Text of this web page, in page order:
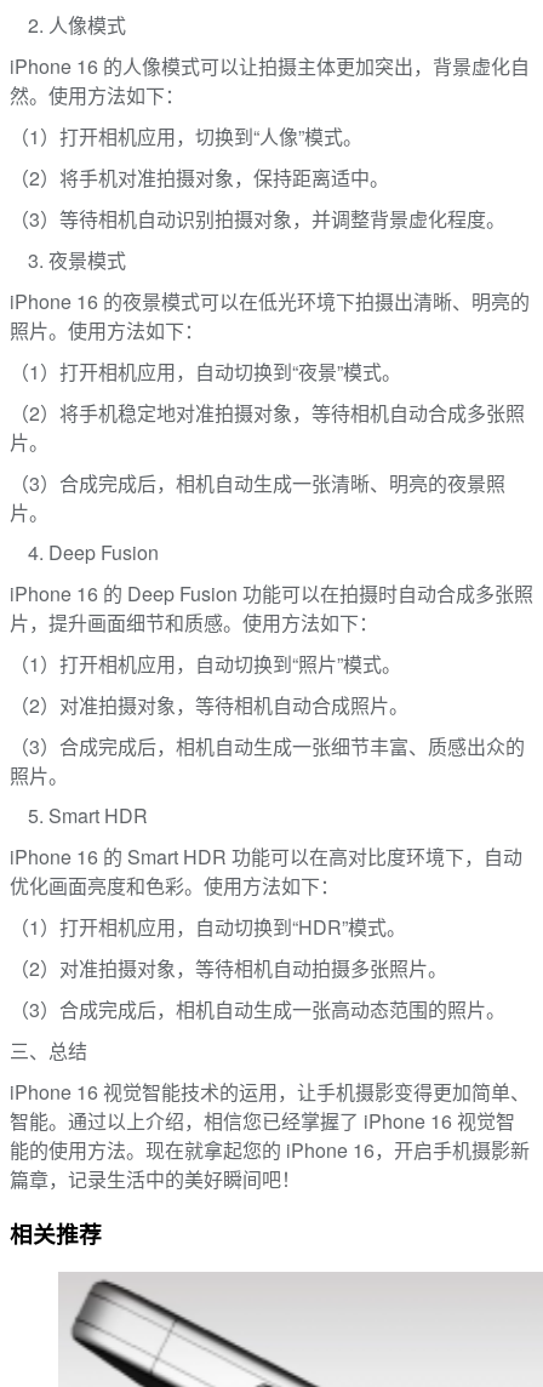
人像模式
iPhone 16 的人像模式可以让拍摄主体更加突出，背景虚化自
然。使用方法如下：
（1）打开相机应用，切换到“人像”模式。
（2）将手机对准拍摄对象，保持距离适中。
（3）等待相机自动识别拍摄对象，并调整背景虚化程度。
夜景模式
iPhone 16 的夜景模式可以在低光环境下拍摄出清晰、明亮的
照片。使用方法如下：
（1）打开相机应用，自动切换到“夜景”模式。
（2）将手机稳定地对准拍摄对象，等待相机自动合成多张照
片。
（3）合成完成后，相机自动生成一张清晰、明亮的夜景照
片。
Deep Fusion
iPhone 16 的 Deep Fusion 功能可以在拍摄时自动合成多张照
片，提升画面细节和质感。使用方法如下：
（1）打开相机应用，自动切换到“照片”模式。
（2）对准拍摄对象，等待相机自动合成照片。
（3）合成完成后，相机自动生成一张细节丰富、质感出众的
照片。
Smart HDR
iPhone 16 的 Smart HDR 功能可以在高对比度环境下，自动
优化画面亮度和色彩。使用方法如下：
（1）打开相机应用，自动切换到“HDR”模式。
（2）对准拍摄对象，等待相机自动拍摄多张照片。
（3）合成完成后，相机自动生成一张高动态范围的照片。
三、总结
iPhone 16 视觉智能技术的运用，让手机摄影变得更加简单、
智能。通过以上介绍，相信您已经掌握了 iPhone 16 视觉智
能的使用方法。现在就拿起您的 iPhone 16，开启手机摄影新
篇章，记录生活中的美好瞬间吧！
相关推荐